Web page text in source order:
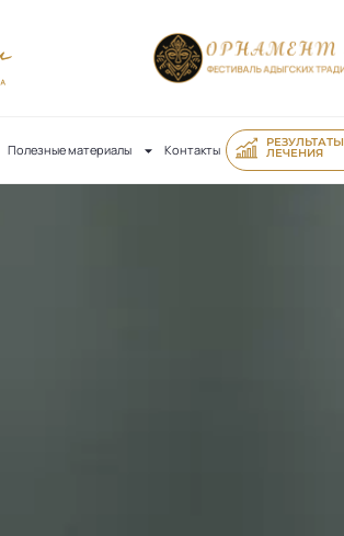
Полезные материалы Контакты РЕЗУЛЬТАТЫ
ЛЕЧЕНИЯ